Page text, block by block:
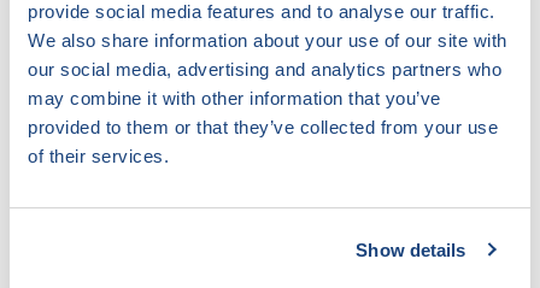
provide social media features and to analyse our traffic.
We also share information about your use of our site with
our social media, advertising and analytics partners who
may combine it with other information that you’ve
provided to them or that they’ve collected from your use
of their services.
Show details
online in de dossiers verwerkt. Deze zijn ten alle tijden
beschikbaar voor beide partijen.
Jaarlijkse administratieve
administratieve inspectie plaatsvinden. De volledigheid